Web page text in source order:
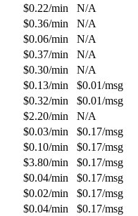
$0.22/min
N/A
$0.36/min
N/A
$0.06/min
N/A
$0.37/min
N/A
$0.30/min
N/A
$0.13/min $0.01/msg
$0.32/min $0.01/msg
$2.20/min
N/A
$0.03/min $0.17/msg
$0.10/min $0.17/msg
$3.80/min $0.17/msg
$0.04/min $0.17/msg
$0.02/min $0.17/msg
$0.04/min $0.17/msg